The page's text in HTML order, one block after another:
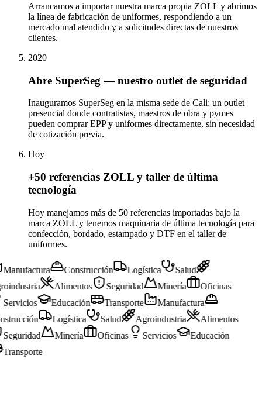
Arrancamos a importar nuestra marca propia ZOLL y abrimos
la línea de fabricación de uniformes, respondiendo a un
mercado mal atendido y a solicitudes directas de nuestros
clientes.
2020
Abre SuperSeg — nuestro outlet de seguridad
Inauguramos SuperSeg en la misma sede de Cali: un outlet
presencial donde contratistas, maestros de obra y pymes
pueden comprar EPP y uniformes directamente, sin necesidad
de cotización previa.
Hoy
+50 referencias ZOLL y taller de última
tecnología
Hoy manejamos más de 50 referencias importadas bajo la
marca ZOLL y tenemos maquinaria de última tecnología para
confección, bordado, estampado y DTF en el taller de
uniformes.
Manufactura Construcción Logística
Salud
Alimentos Seguridad Minería
Oficinas
Servicios
Educación Transporte
Manufactura
Logística Salud Agroindustria
Alimentos
Seguridad
Minería Oficinas Servicios
Educación
Transporte